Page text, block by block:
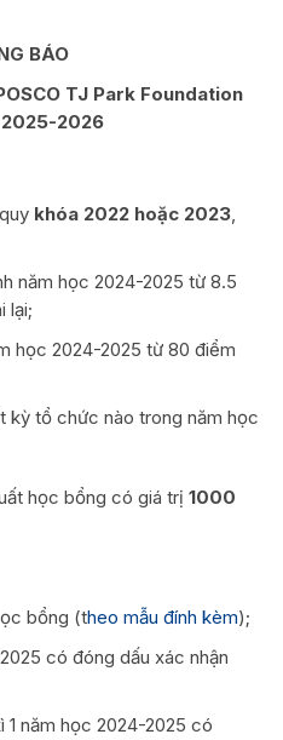
BÁO
TJ Park Foundation
2025-2026
khóa 2022 hoặc 2023,
năm học 2024-2025 từ 8.5
lại;
học 2024-2025 từ 80 điểm
kỳ tổ chức nào trong năm học
học bổng có giá trị 1000
bổng (theo mẫu đính kèm);
có đóng dấu xác nhận
1 năm học 2024-2025 có